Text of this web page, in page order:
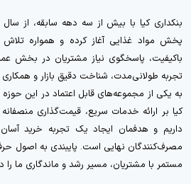
پخش مواد غذایی آغاز کرده و همواره تلاش
باکیفیت، پاسخگوی نیاز مشتریان در بخش
تجربه طولانی‌مدت، شناخت دقیق بازار و همکاری
به یکی از مجموعه‌های قابل اعتماد در این
کیا بر ارائه خدمات سریع، قیمت‌گذاری
داریم و هدفمان ایجاد یک تجربه خرید
مصرف‌کنندگان نهایی است. پایبندی به اصول
مستمر با مشتریان، مسیر رشد و ماندگاری ما